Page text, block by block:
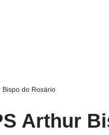
Bispo do Rosário
Arthur